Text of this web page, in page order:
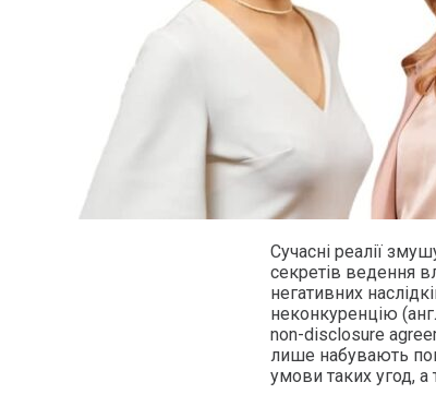
Сучасні реалії
секретів ведення
негативних
неконкуренцію
non-disclosure
лише набувають
умови таких угод,